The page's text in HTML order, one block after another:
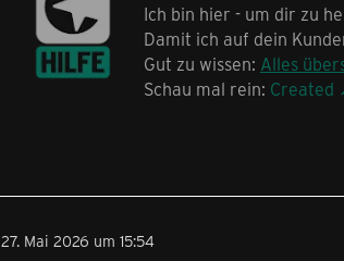
Ich bin hier - um dir zu
Damit ich auf dein
Gut zu wissen: Alles
Schau mal rein: Created
27. Mai 2026 um 15:54